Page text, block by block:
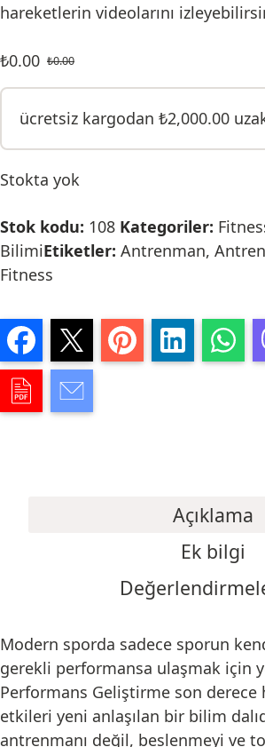
hareketlerin videolarını
₺0.00
₺0.00
ücretsiz kargodan ₺2,000.00
Stokta yok
Stok kodu: 108 Kategoriler:
BilimiEtiketler: Antrenman,
Fitness
Açıklama
Ek bilgi
Modern sporda sadece sporun
gerekli performansa ulaşmak için
Performans Geliştirme son derece
etkileri yeni anlaşılan bir bilim
antrenmanı değil, beslenmeyi ve